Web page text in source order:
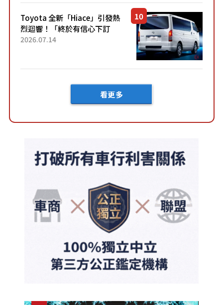
「三...
Toyota 全新「Hiace」引發熱
烈迴響！「終於有信心下訂
了！」「哪個等級交車最
車？...
2026.07.14
看更多